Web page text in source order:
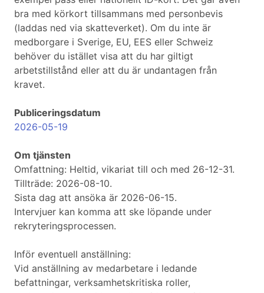
bra med körkort tillsammans med personbevis
(laddas ned via skatteverket). Om du inte är
medborgare i Sverige, EU, EES eller Schweiz
behöver du istället visa att du har giltigt
arbetstillstånd eller att du är undantagen från
kravet.
Publiceringsdatum
2026-05-19
Om tjänsten
Omfattning: Heltid, vikariat till och med 26-12-31.
Tillträde: 2026-08-10.
Sista dag att ansöka är 2026-06-15.
Intervjuer kan komma att ske löpande under
rekryteringsprocessen.
Inför eventuell anställning:
Vid anställning av medarbetare i ledande
befattningar, verksamhetskritiska roller,